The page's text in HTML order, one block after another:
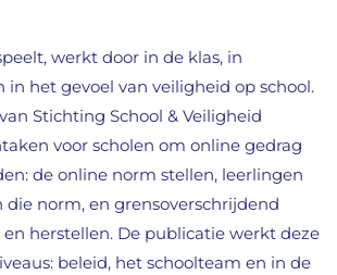
werkt door in de klas, in
in het gevoel van veiligheid op school.
Stichting School & Veiligheid
voor scholen om online gedrag
de online norm stellen, leerlingen
norm, en grensoverschrijdend
herstellen. De publicatie werkt deze
beleid, het schoolteam en in de